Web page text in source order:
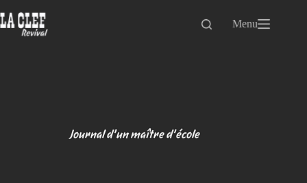
au
contenu
Menu
Journal d’un maître d’école